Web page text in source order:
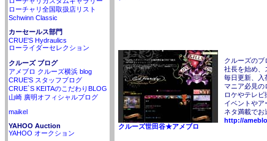
ローチャリ全国取扱店リスト
Schwinn Classic
カーセールス部門
CRUE'S Hydraulics
ローライダーセレクション
クルーズ ブログ
アメブロ クルーズ横浜 blog
CRUE'S スタッフブログ
CRUE`S KEITAのこだわりBLOG
山崎 廣明オフィシャルブログ
maikel
YAHOO Auction
YAHOO オークション
クルーズ世田谷★アメブロ
クルーズのブ
社長を始め、
毎日更新、入
マニア必見の
ロケやテレビ
イベントやア
ネタ満載でお
http://